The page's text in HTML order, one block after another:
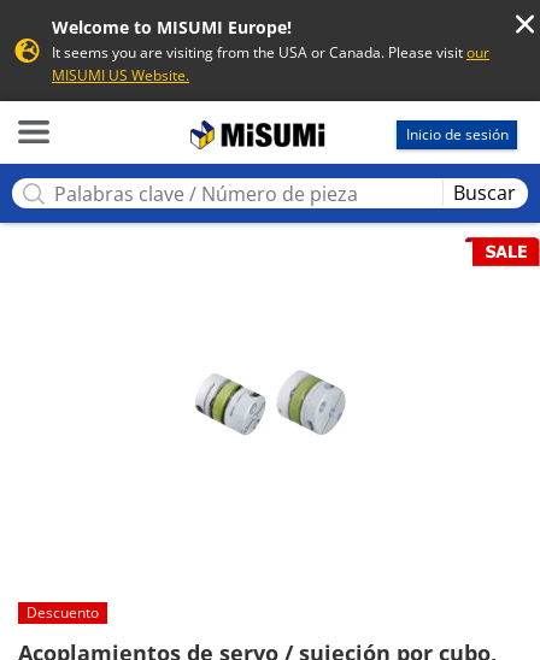
Welcome to MISUMI Europe!
It seems you are visiting from the USA or Canada. Please visitour
MISUMI US Website.
Inicio de sesión
Buscar
Descuento
Acoplamientos de servo / sujeción por cubo,